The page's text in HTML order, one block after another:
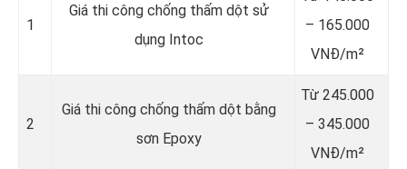
1
Giá thi công chống thấm dột sử
dụng Intoc
– 165.000
VNĐ/m²
2
Giá thi công chống thấm dột bằng
sơn Epoxy
Từ 245.000
– 345.000
VNĐ/m²